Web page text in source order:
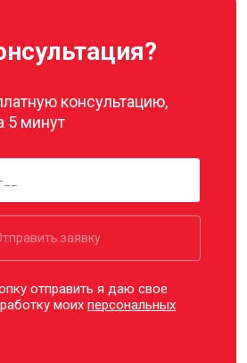
консультацию,
5 минут
заявку
отправить я даю свое
моихперсональных